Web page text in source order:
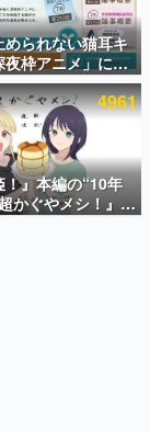
数万以上！ などな
身の“殿堂入り”記
められない猫耳キ
夜枠アニメ」に視
批判意見。違法
しき描写も含め
論を交わす
4961
！』本編の“10年
かぐやメシ！』
。新たなWebマン